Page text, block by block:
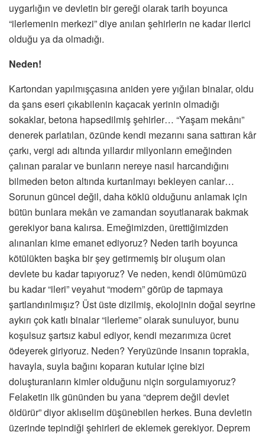
uygarlığın ve devletin bir gereği olarak tarih boyunca
“ilerlemenin merkezi” diye anılan şehirlerin ne kadar ilerici
olduğu ya da olmadığı.
Neden!
Kartondan yapılmışçasına aniden yere yığılan binalar, oldu
da şans eseri çıkabilenin kaçacak yerinin olmadığı
sokaklar, betona hapsedilmiş şehirler… “Yaşam mekânı”
denerek parlatılan, özünde kendi mezarını sana sattıran kâr
çarkı, vergi adı altında yıllardır milyonların emeğinden
çalınan paralar ve bunların nereye nasıl harcandığını
bilmeden beton altında kurtarılmayı bekleyen canlar…
Sorunun güncel değil, daha köklü olduğunu anlamak için
bütün bunlara mekân ve zamandan soyutlanarak bakmak
gerekiyor bana kalırsa. Emeğimizden, ürettiğimizden
alınanları kime emanet ediyoruz? Neden tarih boyunca
kötülükten başka bir şey getirmemiş bir oluşum olan
devlete bu kadar tapıyoruz? Ve neden, kendi ölümümüzü
bu kadar “ileri” veyahut “modern” görüp de tapmaya
şartlandırılmışız? Üst üste dizilmiş, ekolojinin doğal seyrine
aykırı çok katlı binalar “ilerleme” olarak sunuluyor, bunu
koşulsuz şartsız kabul ediyor, kendi mezarımıza ücret
ödeyerek giriyoruz. Neden? Yeryüzünde insanın toprakla,
havayla, suyla bağını koparan kutular içine bizi
doluşturanların kimler olduğunu niçin sorgulamıyoruz?
Felaketin ilk gününden bu yana “deprem değil devlet
öldürür” diyor aklıselim düşünebilen herkes. Buna devletin
üzerinde tepindiği şehirleri de eklemek gerekiyor. Deprem